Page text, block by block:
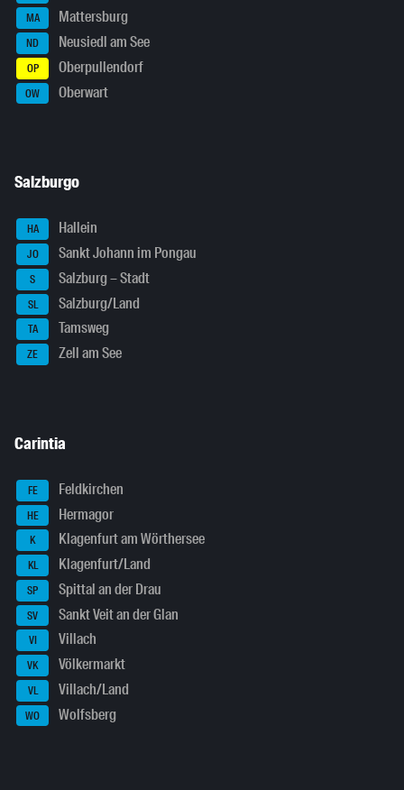
MA Mattersburg
ND Neusiedl am See
OP Oberpullendorf
OW Oberwart
Salzburgo
HA Hallein
JO Sankt Johann im Pongau
S Salzburg – Stadt
SL Salzburg/Land
TA Tamsweg
ZE Zell am See
Carintia
FE Feldkirchen
HE Hermagor
K Klagenfurt am Wörthersee
KL Klagenfurt/Land
SP Spittal an der Drau
SV Sankt Veit an der Glan
VI Villach
VK Völkermarkt
VL Villach/Land
WO Wolfsberg